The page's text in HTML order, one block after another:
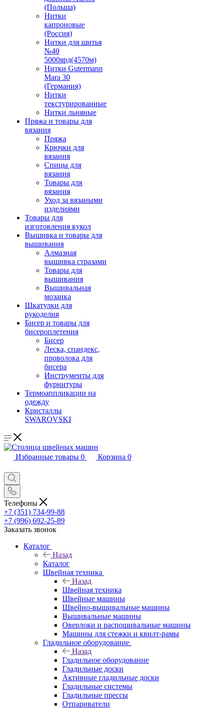
(Польша)
Нитки
капроновые
(Россия)
Нитки для шитья
№40
5000ярд(4570м)
Нитки Gutermann
Mara 30
(Германия)
Нитки
текстурированные
Нитки льняные
Пряжа и товары для
вязания
Пряжа
Крючки для
вязания
Спицы для
вязания
Товары для
вязания
Уход за вязаными
изделиями
Товары для
изготовления кукол
Вышивка и товары для
вышивания
Алмазная
вышивка стразами
Товары для
вышивания
Вышивальная
мозаика
Шкатулки для
рукоделия
Бисер и товары для
бисероплетения
Бисер
Леска, спандекс,
проволока для
бисера
Инструменты для
фурнитуры
Термоаппликации на
одежду
Кристаллы
SWAROVSKI
Избранные товары 0 Корзина 0
Телефоны
+7 (351) 734-99-88
+7 (996) 692-25-89
Заказать звонок
Каталог
Назад
Каталог
Швейная техника
Назад
Швейная техника
Швейные машины
Швейно-вышивальные машины
Вышивальные машины
Оверлоки и распошивальные машины
Машины для стежки и квилт-рамы
Гладильное оборудование
Назад
Гладильное оборудование
Гладильные доски
Активные гладильные доски
Гладильные системы
Гладильные прессы
Отпариватели